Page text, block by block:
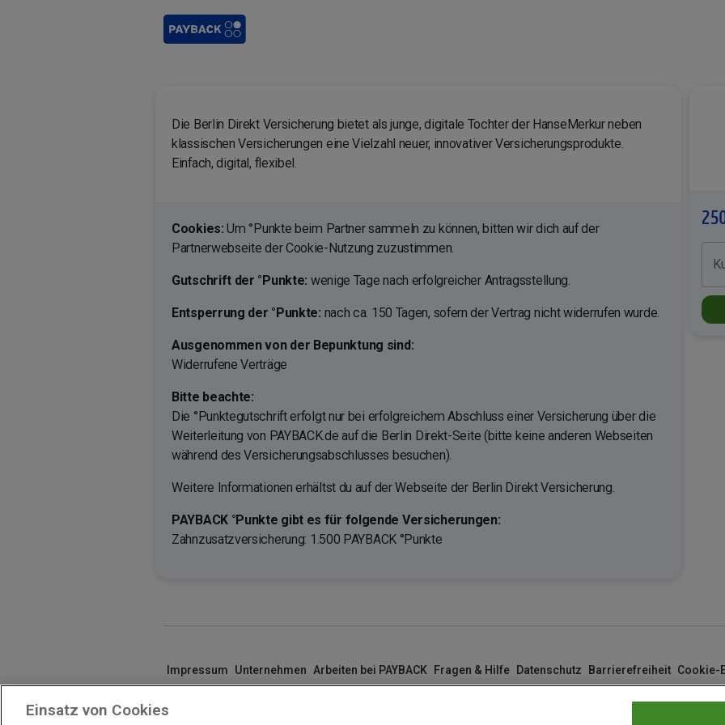
Die Berlin Direkt Versicherung bietet als junge, digitale Tochter der HanseMerkur neben
klassischen Versicherungen eine Vielzahl neuer, innovativer Versicherungsprodukte.
Einfach, digital, flexibel.
Cookies: Um °Punkte beim Partner sammeln zu können, bitten wir dich auf der
Partnerwebseite der Cookie-Nutzung zuzustimmen.
Gutschrift der °Punkte: wenige Tage nach erfolgreicher Antragsstellung.
Entsperrung der °Punkte: nach ca. 150 Tagen, sofern der Vertrag nicht widerrufen wurde.
Ausgenommen von der Bepunktung sind:
Widerrufene Verträge
Bitte beachte:
Die °Punktegutschrift erfolgt nur bei erfolgreichem Abschluss einer Versicherung über die
Weiterleitung von PAYBACK.de auf die Berlin Direkt-Seite (bitte keine anderen Webseiten
während des Versicherungsabschlusses besuchen).
Weitere Informationen erhältst du auf der Webseite der Berlin Direkt Versicherung.
PAYBACK °Punkte gibt es für folgende Versicherungen:
Zahnzusatzversicherung: 1.500 PAYBACK °Punkte
Impressum Unternehmen Arbeiten bei PAYBACK Fragen & Hilfe Datenschutz Barrierefreiheit Cookie-
Einsatz von Cookies